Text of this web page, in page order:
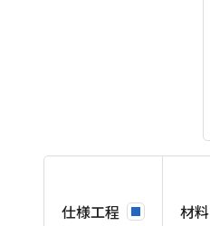
仕様工程 材料